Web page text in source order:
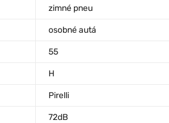
zimné pneu
osobné autá
55
H
Pirelli
72dB